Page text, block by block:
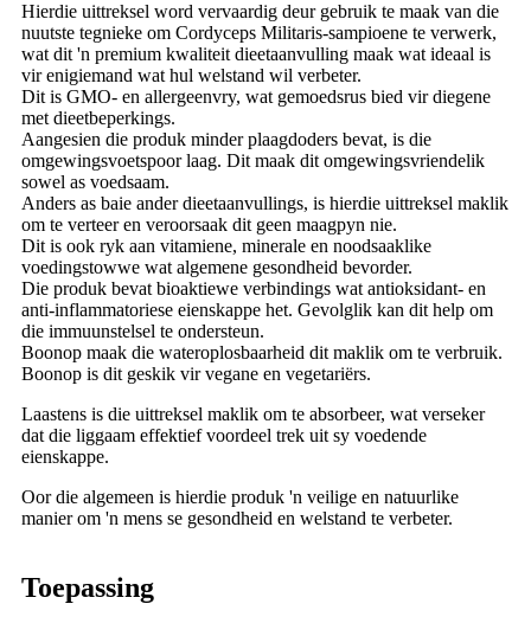
Hierdie uittreksel word vervaardig deur gebruik te maak van die
nuutste tegnieke om Cordyceps Militaris-sampioene te verwerk,
wat dit 'n premium kwaliteit dieetaanvulling maak wat ideaal is
vir enigiemand wat hul welstand wil verbeter.
Dit is GMO- en allergeenvry, wat gemoedsrus bied vir diegene
met dieetbeperkings.
Aangesien die produk minder plaagdoders bevat, is die
omgewingsvoetspoor laag. Dit maak dit omgewingsvriendelik
sowel as voedsaam.
Anders as baie ander dieetaanvullings, is hierdie uittreksel maklik
om te verteer en veroorsaak dit geen maagpyn nie.
Dit is ook ryk aan vitamiene, minerale en noodsaaklike
voedingstowwe wat algemene gesondheid bevorder.
Die produk bevat bioaktiewe verbindings wat antioksidant- en
anti-inflammatoriese eienskappe het. Gevolglik kan dit help om
die immuunstelsel te ondersteun.
Boonop maak die wateroplosbaarheid dit maklik om te verbruik.
Boonop is dit geskik vir vegane en vegetariërs.
Laastens is die uittreksel maklik om te absorbeer, wat verseker
dat die liggaam effektief voordeel trek uit sy voedende
eienskappe.
Oor die algemeen is hierdie produk 'n veilige en natuurlike
manier om 'n mens se gesondheid en welstand te verbeter.
Toepassing